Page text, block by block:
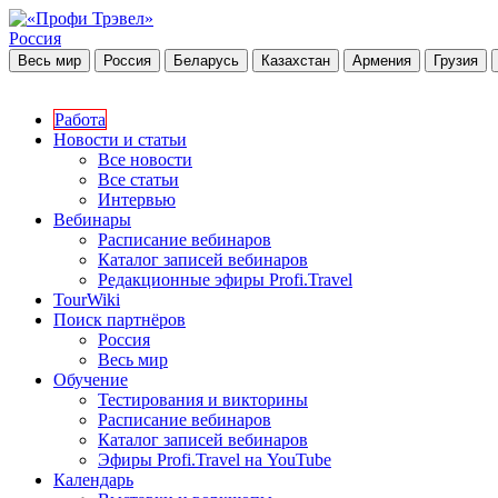
Россия
Весь мир Россия Беларусь Казахстан Армения Грузия
Работа
Новости и статьи
Все новости
Все статьи
Интервью
Вебинары
Расписание вебинаров
Каталог записей вебинаров
Редакционные эфиры Profi.Travel
TourWiki
Поиск партнёров
Россия
Весь мир
Обучение
Тестирования и викторины
Расписание вебинаров
Каталог записей вебинаров
Эфиры Profi.Travel на YouTube
Календарь